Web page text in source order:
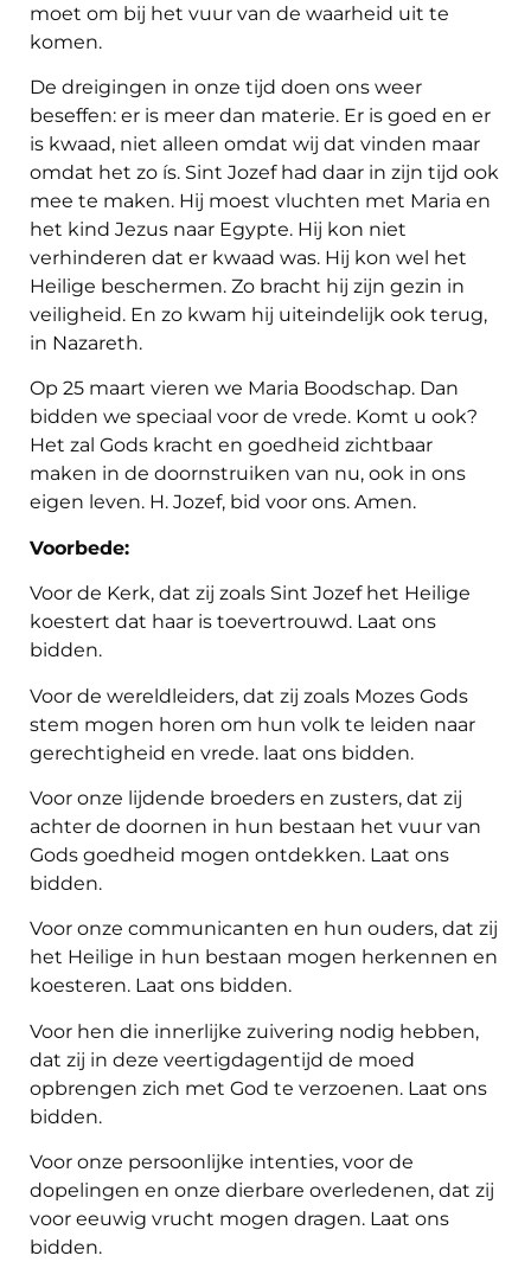
moet om bij het vuur van de waarheid uit te
komen.
De dreigingen in onze tijd doen ons weer
beseffen: er is meer dan materie. Er is goed en er
is kwaad, niet alleen omdat wij dat vinden maar
omdat het zo ís. Sint Jozef had daar in zijn tijd ook
mee te maken. Hij moest vluchten met Maria en
het kind Jezus naar Egypte. Hij kon niet
verhinderen dat er kwaad was. Hij kon wel het
Heilige beschermen. Zo bracht hij zijn gezin in
veiligheid. En zo kwam hij uiteindelijk ook terug,
in Nazareth.
Op 25 maart vieren we Maria Boodschap. Dan
bidden we speciaal voor de vrede. Komt u ook?
Het zal Gods kracht en goedheid zichtbaar
maken in de doornstruiken van nu, ook in ons
eigen leven. H. Jozef, bid voor ons. Amen.
Voorbede:
Voor de Kerk, dat zij zoals Sint Jozef het Heilige
koestert dat haar is toevertrouwd. Laat ons
bidden.
Voor de wereldleiders, dat zij zoals Mozes Gods
stem mogen horen om hun volk te leiden naar
gerechtigheid en vrede. laat ons bidden.
Voor onze lijdende broeders en zusters, dat zij
achter de doornen in hun bestaan het vuur van
Gods goedheid mogen ontdekken. Laat ons
bidden.
Voor onze communicanten en hun ouders, dat zij
het Heilige in hun bestaan mogen herkennen en
koesteren. Laat ons bidden.
Voor hen die innerlijke zuivering nodig hebben,
dat zij in deze veertigdagentijd de moed
opbrengen zich met God te verzoenen. Laat ons
bidden.
Voor onze persoonlijke intenties, voor de
dopelingen en onze dierbare overledenen, dat zij
voor eeuwig vrucht mogen dragen. Laat ons
bidden.